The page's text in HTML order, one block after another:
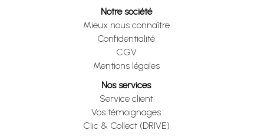
Notre société
Mieux nous connaître
Confidentialité
CGV
Mentions légales
Nos services
Service client
Vos témoignages
Clic & Collect (DRIVE)